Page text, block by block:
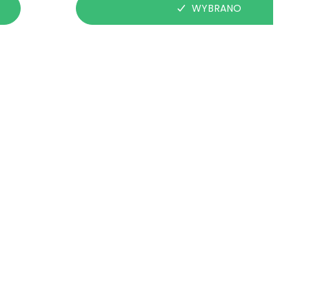
WYBRANO